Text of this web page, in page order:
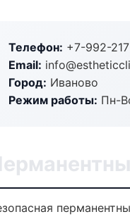
Телефон: +7-992-
Email:
Город: Иваново
Режим работы: Пн-